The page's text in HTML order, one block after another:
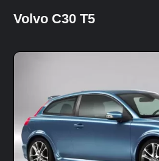
Volvo C30 T5